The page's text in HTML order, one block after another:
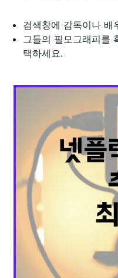
검색창에 감독이나 배
그들의 필모그래피를
택하세요.